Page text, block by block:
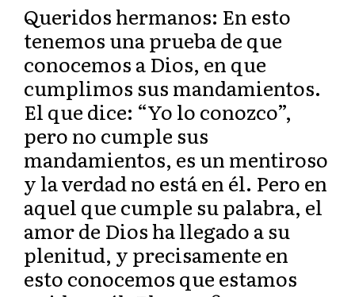
Queridos hermanos: En esto
tenemos una prueba de que
conocemos a Dios, en que
cumplimos sus mandamientos.
El que dice: “Yo lo conozco”,
pero no cumple sus
mandamientos, es un mentiroso
y la verdad no está en él. Pero en
aquel que cumple su palabra, el
amor de Dios ha llegado a su
plenitud, y precisamente en
esto conocemos que estamos